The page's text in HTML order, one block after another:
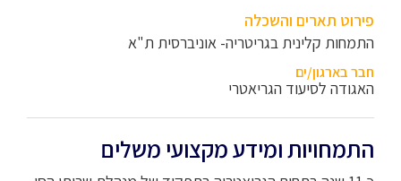
פירוט תארים והשכלה
התמחות קלינית בגריטריה- אוניברסית ת"א
חבר בארגון/ים
האגודה לסיעוד הגריאטרי
התמחויות ומידע מקצועי משלים